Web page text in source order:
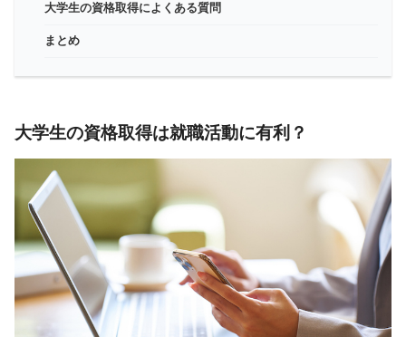
大学生の資格取得によくある質問
まとめ
大学生の資格取得は就職活動に有利？